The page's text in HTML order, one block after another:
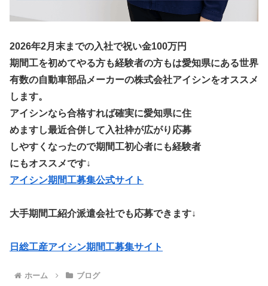
2026年2月末までの入社で祝い金100万円
期間工を初めてやる方も経験者の方もは愛知県にある世界
有数の自動車部品メーカーの株式会社アイシンをオススメ
します。
アイシンなら合格すれば確実に愛知県に住
めますし最近合併して入社枠が広がり応募
しやすくなったので期間工初心者にも経験者
にもオススメです↓
アイシン期間工募集公式サイト
大手期間工紹介派遣会社でも応募できます↓
日総工産アイシン期間工募集サイト
ホーム ブログ